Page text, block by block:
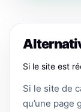
Si le site est
Si le site de
qu’une